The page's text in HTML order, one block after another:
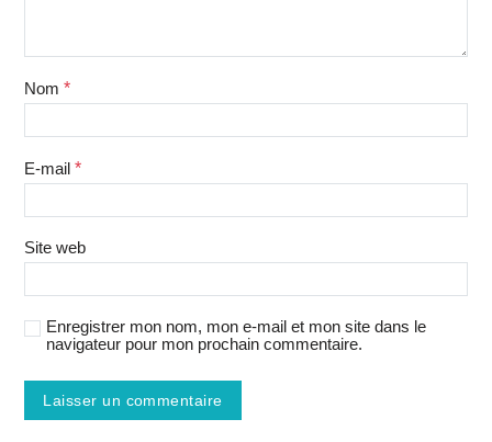
Nom *
E-mail *
Site web
Enregistrer mon nom, mon e-mail et mon site dans le
navigateur pour mon prochain commentaire.